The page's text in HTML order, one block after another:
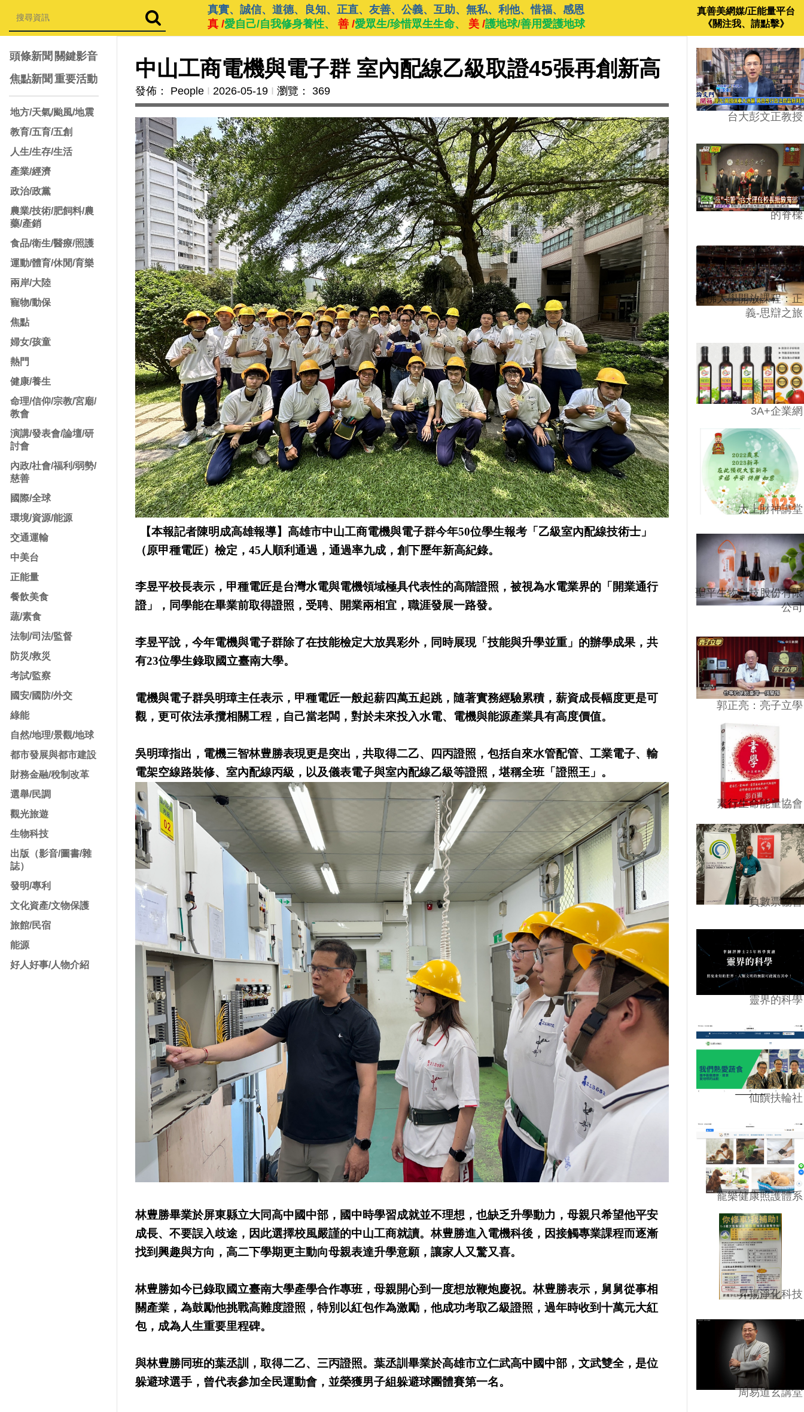
真實、誠信、道德、良知、正直、友善、公義、互助、無私、利他、惜福、感恩
真 /愛自己/自我修身養性、 善 /愛眾生/珍惜眾生生命、 美 /護地球/善用愛護地球
真善美網媒/正能量平台
《關注我、請點擊》
頭條新聞 關鍵影音
焦點新聞 重要活動
地方/天氣/颱風/地震
教育/五育/五創
人生/生存/生活
產業/經濟
政治/政黨
農業/技術/肥飼料/農
藥/產銷
食品/衛生/醫療/照護
運動/體育/休閒/育樂
兩岸/大陸
寵物/動保
焦點
婦女/孩童
熱門
健康/養生
命理/信仰/宗教/宮廟/
教會
演講/發表會/論壇/研
討會
內政/社會/福利/弱勢/
慈善
國際/全球
環境/資源/能源
交通運輸
中美台
正能量
餐飲美食
蔬/素食
法制/司法/監督
防災/救災
考試/監察
國安/國防/外交
綠能
自然/地理/景觀/地球
都市發展與都市建設
財務金融/稅制改革
選舉/民調
觀光旅遊
生物科技
出版（影音/圖書/雜
誌）
發明/專利
文化資產/文物保護
旅館/民宿
能源
好人好事/人物介紹
中山工商電機與電子群 室內配線乙級取證45張再創新高
發佈： People Ι 2026-05-19 Ι 瀏覽： 369
【本報記者陳明成高雄報導】高雄市中山工商電機與電子群今年50位學生報考「乙級室內配線技術士」
（原甲種電匠）檢定，45人順利通過，通過率九成，創下歷年新高紀錄。
李昱平校長表示，甲種電匠是台灣水電與電機領域極具代表性的高階證照，被視為水電業界的「開業通行
證」，同學能在畢業前取得證照，受聘、開業兩相宜，職涯發展一路發。
李昱平說，今年電機與電子群除了在技能檢定大放異彩外，同時展現「技能與升學並重」的辦學成果，共
有23位學生錄取國立臺南大學。
電機與電子群吳明璋主任表示，甲種電匠一般起薪四萬五起跳，隨著實務經驗累積，薪資成長幅度更是可
觀，更可依法承攬相關工程，自己當老闆，對於未來投入水電、電機與能源產業具有高度價值。
吳明璋指出，電機三智林豊勝表現更是突出，共取得二乙、四丙證照，包括自來水管配管、工業電子、輸
電架空線路裝修、室內配線丙級，以及儀表電子與室內配線乙級等證照，堪稱全班「證照王」。
林豊勝畢業於屏東縣立大同高中國中部，國中時學習成就並不理想，也缺乏升學動力，母親只希望他平安
成長、不要誤入歧途，因此選擇校風嚴謹的中山工商就讀。林豊勝進入電機科後，因接觸專業課程而逐漸
找到興趣與方向，高二下學期更主動向母親表達升學意願，讓家人又驚又喜。
林豊勝如今已錄取國立臺南大學產學合作專班，母親開心到一度想放鞭炮慶祝。林豊勝表示，舅舅從事相
關產業，為鼓勵他挑戰高難度證照，特別以紅包作為激勵，他成功考取乙級證照，過年時收到十萬元大紅
包，成為人生重要里程碑。
與林豊勝同班的葉丞訓，取得二乙、三丙證照。葉丞訓畢業於高雄市立仁武高中國中部，文武雙全，是位
躲避球選手，曾代表參加全民運動會，並榮獲男子組躲避球團體賽第一名。
台大彭文正教授
台學版的54/64》大學
的脊樑
哈佛大學開放課程：正
義-思辯之旅
3A+企業網
太上財神講堂
聖平生物科技股份有限
公司
郭正亮：亮子立學
素行生命能量協會
負數票協會
靈界的科學
仙饌扶輪社
寵樂健康照護體系
昇揚淨化科技
周易道玄講堂